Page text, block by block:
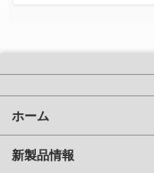
ホーム
新製品情報